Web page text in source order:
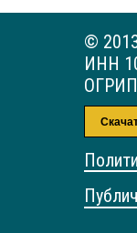
©
ИНН
ОГРИП